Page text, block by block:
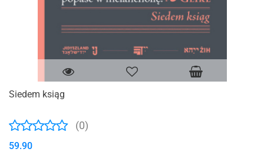
Siedem ksiąg
(0)
59.90